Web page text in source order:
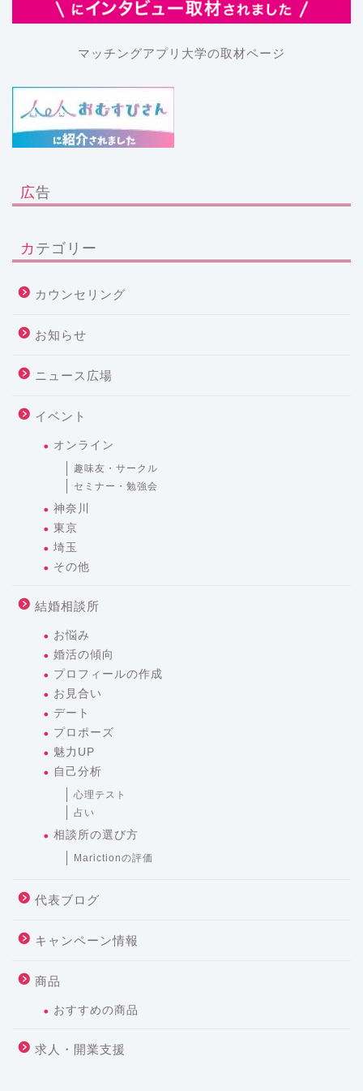
マッチングアプリ大学の取材ページ
広告
カテゴリー
カウンセリング
お知らせ
ニュース広場
イベント
オンライン
趣味友・サークル
セミナー・勉強会
神奈川
東京
埼玉
その他
結婚相談所
お悩み
婚活の傾向
プロフィールの作成
お見合い
デート
プロポーズ
魅力UP
自己分析
心理テスト
占い
相談所の選び方
Marictionの評価
代表ブログ
キャンペーン情報
商品
おすすめの商品
求人・開業支援